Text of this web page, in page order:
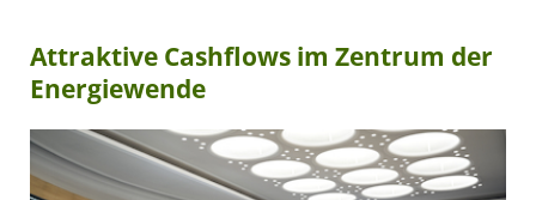
Attraktive Cashflows im Zentrum der
Energiewende